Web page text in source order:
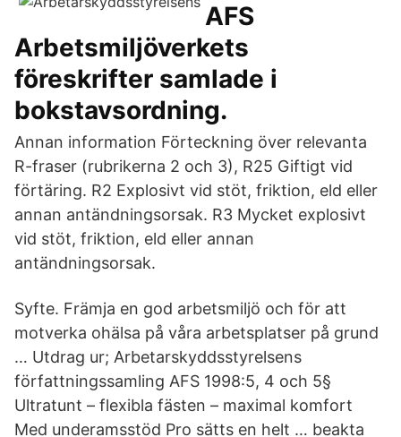
AFS
Arbetsmiljöverkets
föreskrifter samlade i
bokstavsordning.
Annan information Förteckning över relevanta
R-fraser (rubrikerna 2 och 3), R25 Giftigt vid
förtäring. R2 Explosivt vid stöt, friktion, eld eller
annan antändningsorsak. R3 Mycket explosivt
vid stöt, friktion, eld eller annan
antändningsorsak.
Syfte. Främja en god arbetsmiljö och för att
motverka ohälsa på våra arbetsplatser på grund
… Utdrag ur; Arbetarskyddsstyrelsens
författningssamling AFS 1998:5, 4 och 5§
Ultratunt – flexibla fästen – maximal komfort
Med underamsstöd Pro sätts en helt … beakta